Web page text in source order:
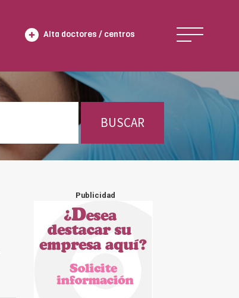
Alta doctores / centros
BUSCAR
Publicidad